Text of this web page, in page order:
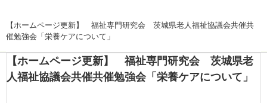
【ホームページ更新】 福祉専門研究会 茨城県老人福祉協議会共催共
催勉強会「栄養ケアについて」
【ホームページ更新】 福祉専門研究会 茨城県老
人福祉協議会共催共催勉強会「栄養ケアについて」